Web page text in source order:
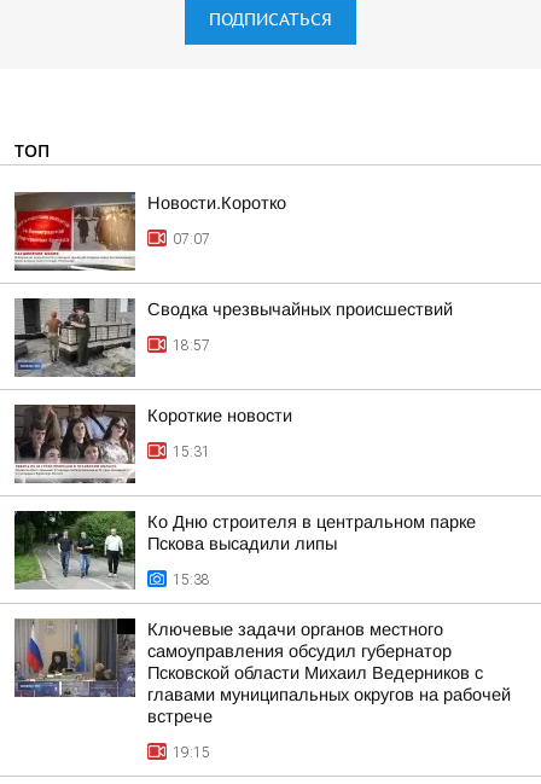
ПОДПИСАТЬСЯ
ТОП
Новости.Коротко
07:07
Сводка чрезвычайных происшествий
18:57
Короткие новости
15:31
Ко Дню строителя в центральном парке
Пскова высадили липы
15:38
Ключевые задачи органов местного
самоуправления обсудил губернатор
Псковской области Михаил Ведерников с
главами муниципальных округов на рабочей
встрече
19:15